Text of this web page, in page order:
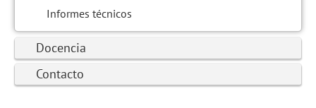
Informes técnicos
Docencia
Contacto